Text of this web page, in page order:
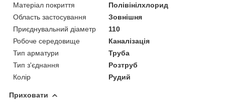
Матеріал покриття
Полівінілхлорид
Область застосування
Зовнішня
Приєднувальний діаметр
110
Робоче середовище
Каналізація
Тип арматури
Труба
Тип з'єднання
Розтруб
Колір
Рудий
Приховати